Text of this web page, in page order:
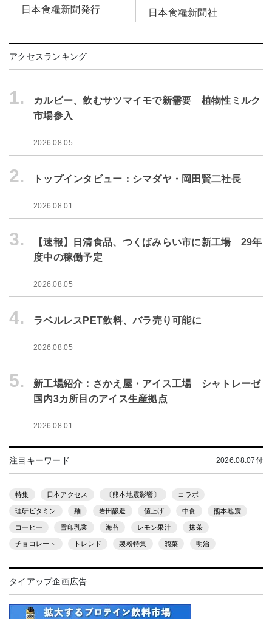
日本食糧新聞発行
日本食糧新聞社
アクセスランキング
1.
カルビー、飲むサツマイモで新需要 植物性ミルク
市場参入
2026.08.05
2. トップインタビュー：シマダヤ・岡田賢二社長
2026.08.01
3.
【速報】日清食品、つくばみらい市に新工場 29年
度中の稼働予定
2026.08.05
4. ラベルレスPET飲料、バラ売り可能に
2026.08.05
5.
新工場紹介：さかえ屋・アイス工場 シャトレーゼ
国内3カ所目のアイス生産拠点
2026.08.01
注目キーワード 2026.08.07付
特集 日本アクセス 〔熊本地震影響〕 コラボ
理研ビタミン 麺 岩田醸造 値上げ 中食 熊本地震
コーヒー 雪印乳業 海苔 レモン果汁 抹茶
チョコレート トレンド 製粉特集 惣菜 明治
タイアップ企画広告